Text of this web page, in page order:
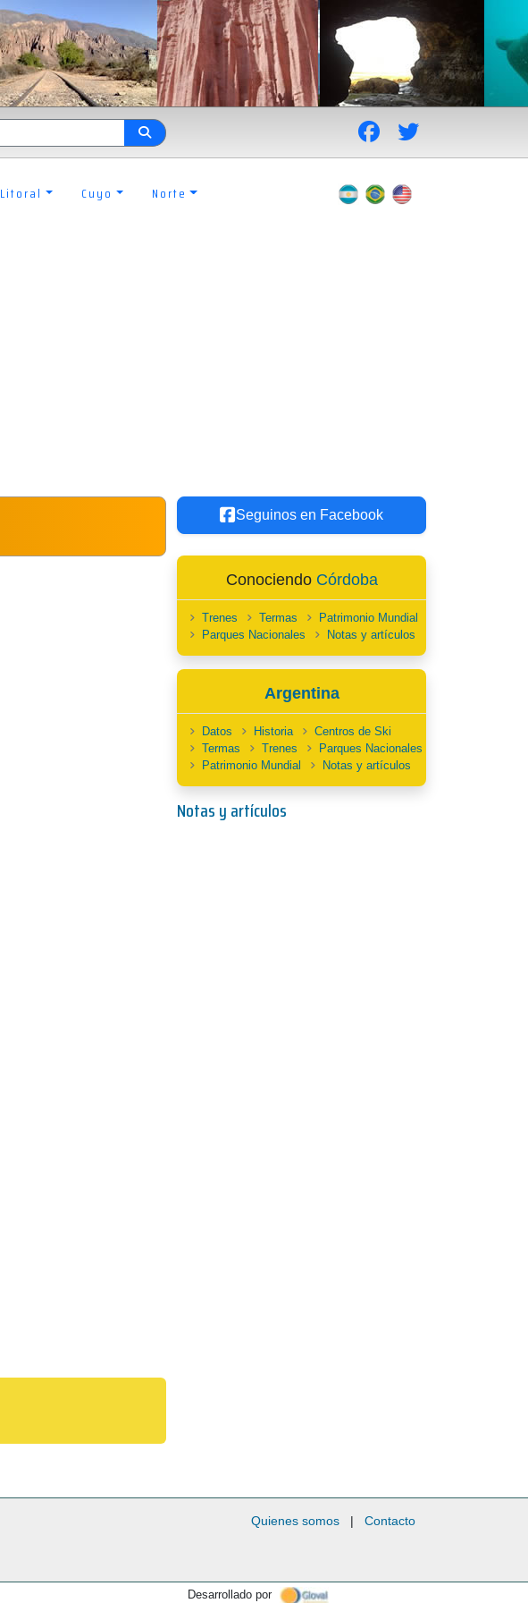
Litoral Cuyo Norte
Seguinos en Facebook
Conociendo Córdoba
Trenes Termas
Patrimonio Mundial
Parques Nacionales
Notas y artículos
Argentina
Datos Historia
Centros de Ski
Termas
Trenes
Parques Nacionales
Patrimonio Mundial
Notas y artículos
Notas y artículos
Quienes somos | Contacto
Desarrollado por